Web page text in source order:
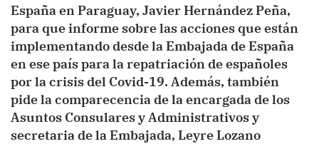
España en Paraguay, Javier Hernández Peña,
para que informe sobre las acciones que están
implementando desde la Embajada de España
en ese país para la repatriación de españoles
por la crisis del Covid-19. Además, también
pide la comparecencia de la encargada de los
Asuntos Consulares y Administrativos y
secretaria de la Embajada, Leyre Lozano